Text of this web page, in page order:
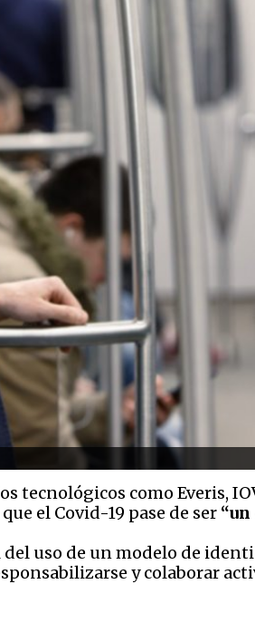
tecnológicos como Everis,
el Covid-19 pase de ser
uso de un modelo de
y colaborar